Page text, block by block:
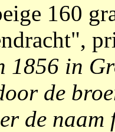
160
1856 in
de
de